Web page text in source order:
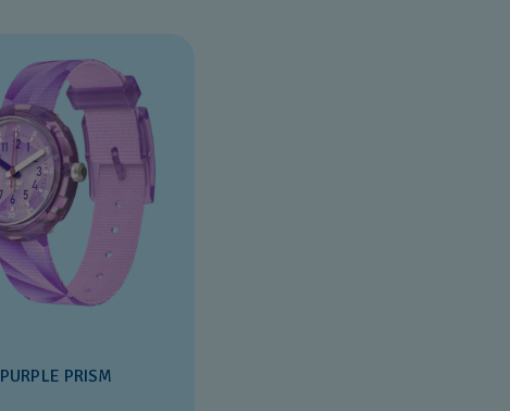
PURPLE PRISM